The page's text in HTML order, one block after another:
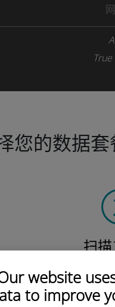
website
to improve
您的数据
扫
安装